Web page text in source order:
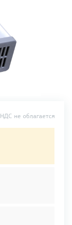
НДС не облагается